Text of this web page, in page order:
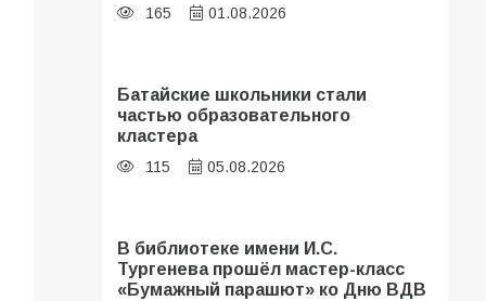
165 01.08.2026
Батайские школьники стали
частью образовательного
кластера
115 05.08.2026
В библиотеке имени И.С.
Тургенева прошёл мастер-класс
«Бумажный парашют» ко Дню ВДВ